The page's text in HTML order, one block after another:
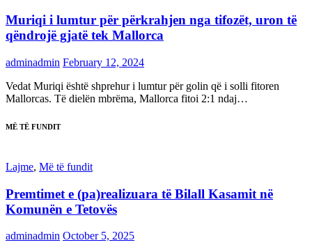
Muriqi i lumtur për përkrahjen nga tifozët, uron të
qëndrojë gjatë tek Mallorca
adminadmin February 12, 2024
Vedat Muriqi është shprehur i lumtur për golin që i solli fitoren
Mallorcas. Të dielën mbrëma, Mallorca fitoi 2:1 ndaj…
MË TË FUNDIT
Lajme, Më të fundit
Premtimet e (pa)realizuara të Bilall Kasamit në
Komunën e Tetovës
adminadmin October 5, 2025